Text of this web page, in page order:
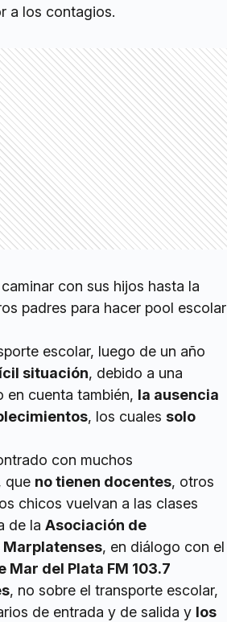
a los contagios.
con sus hijos hasta la
padres para hacer pool escolar
escolar, luego de un año
situación, debido a una
en cuenta también, la ausencia
, los cuales solo
con muchos
que no tienen docentes, otros
chicos vuelvan a las clases
de la Asociación de
Marplatenses, en diálogo con el
Mar del Plata FM 103.7
, no sobre el transporte escolar,
de entrada y de salida y los